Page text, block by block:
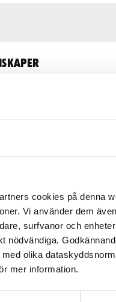
cookies på denna
Vi använder dem
surfvanor och
nödvändiga.
olika
mer information.